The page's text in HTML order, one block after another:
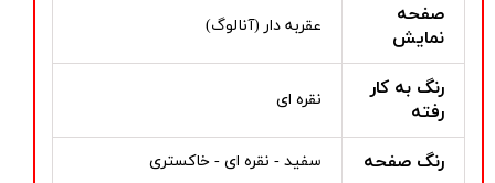
صفحه
نمایش
عقربه دار (آنالوگ)
رنگ به کار
رفته
نقره ای
رنگ صفحه سفید - نقره ای - خاکستری